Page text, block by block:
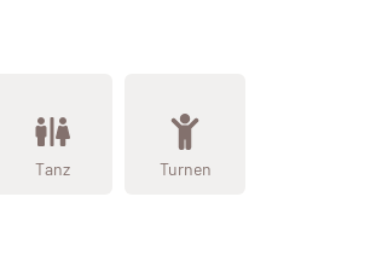
Tanz Turnen